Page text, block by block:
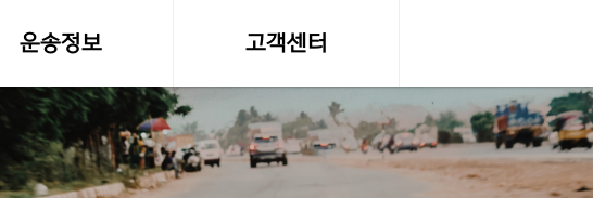
운송정보
화물차량제원
전국화물 운송료조회
고객센터
온라인 견적문의
공지사항, 자료실